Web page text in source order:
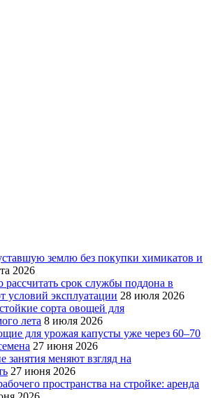
землю без покупки химикатов и
2026
рассчитать срок службы поддона в
условий эксплуатации 28 июля 2026
сорта овощей для
лета 8 июля 2026
для урожая капусты уже через 60–70
27 июня 2026
занятия меняют взгляд на
27 июня 2026
пространства на стройке: аренда